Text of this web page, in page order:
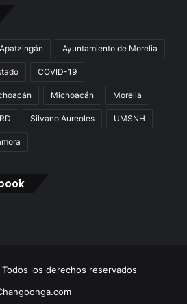
Apatzingán Ayuntamiento de Morelia
COVID-19
Michoacán Morelia
Silvano Aureoles UMSNH
los derechos reservados